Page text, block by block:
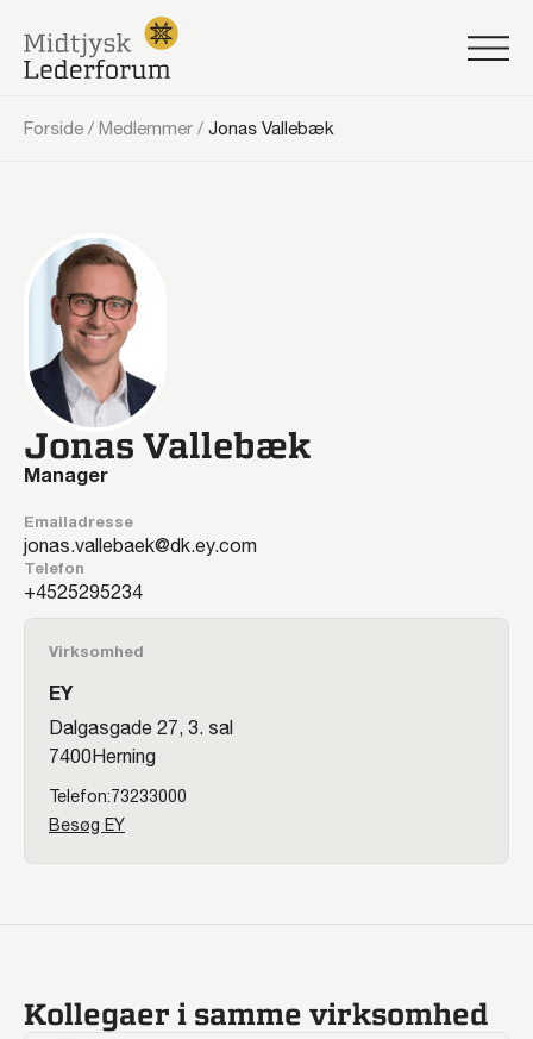
Forside / Medlemmer / Jonas Vallebæk
Jonas Vallebæk
Manager
Emailadresse
jonas.vallebaek@dk.ey.com
Telefon
25295234
Virksomhed
EY
Dalgasgade 27, 3. sal
7400Herning
73233000
Besøg EY
Kollegaer i samme virksomhed